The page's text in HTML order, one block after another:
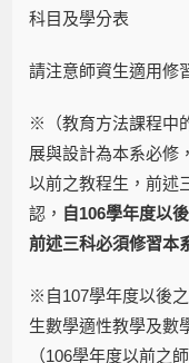
科目及學分表
請注意師資生適用修
※（教育方法課程中
展與設計為本系必修
以前之教程生，前述
認， 自106學年度以
前述三科必須修習本
※自107學年度以後
生數學適性教學及數
（106學年度以前之